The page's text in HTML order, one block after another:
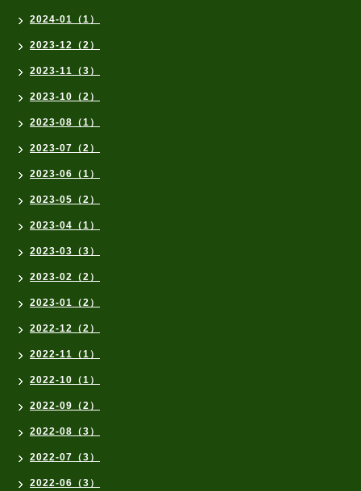
2024-01（1）
2023-12（2）
2023-11（3）
2023-10（2）
2023-08（1）
2023-07（2）
2023-06（1）
2023-05（2）
2023-04（1）
2023-03（3）
2023-02（2）
2023-01（2）
2022-12（2）
2022-11（1）
2022-10（1）
2022-09（2）
2022-08（3）
2022-07（3）
2022-06（3）